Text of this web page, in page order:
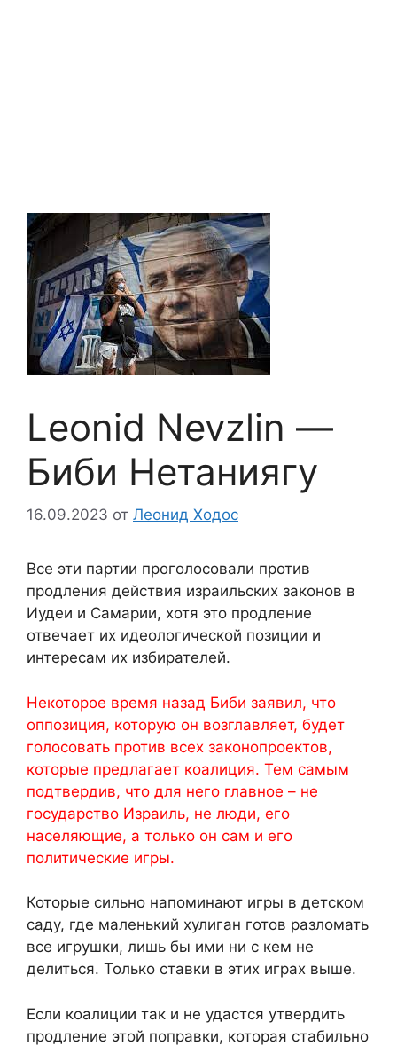
Leonid Nevzlin —
Биби Нетаниягу
16.09.2023 от Леонид Ходос
Все эти партии проголосовали против
продления действия израильских законов в
Иудеи и Самарии, хотя это продление
отвечает их идеологической позиции и
интересам их избирателей.
Некоторое время назад Биби заявил, что
оппозиция, которую он возглавляет, будет
голосовать против всех законопроектов,
которые предлагает коалиция. Тем самым
подтвердив, что для него главное – не
государство Израиль, не люди, его
населяющие, а только он сам и его
политические игры.
Которые сильно напоминают игры в детском
саду, где маленький хулиган готов разломать
все игрушки, лишь бы ими ни с кем не
делиться. Только ставки в этих играх выше.
Если коалиции так и не удастся утвердить
продление этой поправки, которая стабильно